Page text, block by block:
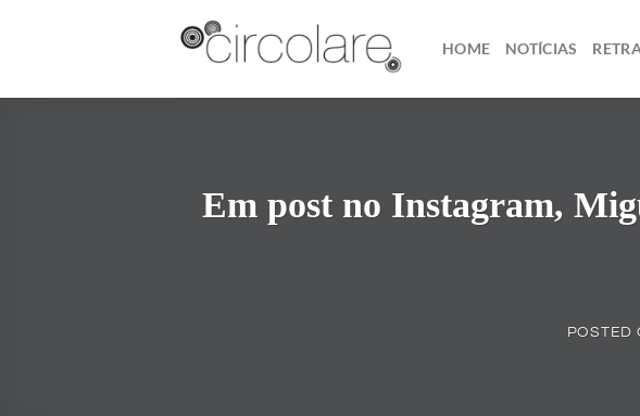
HOME NOTÍCIAS
Em post no Instagram,
POSTED